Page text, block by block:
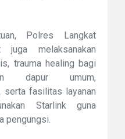
Polres Langkat
melaksanakan
trauma healing bagi
dapur umum,
serta fasilitas layanan
Starlink guna
pengungsi.